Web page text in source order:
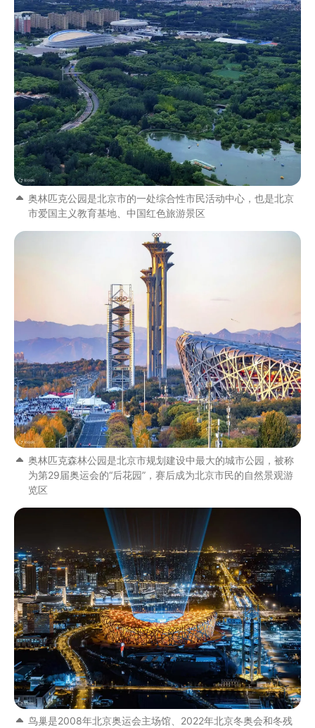
奥林匹克公园是北京市的一处综合性市民活动中心，也是北京
市爱国主义教育基地、中国红色旅游景区
奥林匹克森林公园是北京市规划建设中最大的城市公园，被称
为第29届奥运会的“后花园”，赛后成为北京市民的自然景观游
览区
鸟巢是2008年北京奥运会主场馆、2022年北京冬奥会和冬残